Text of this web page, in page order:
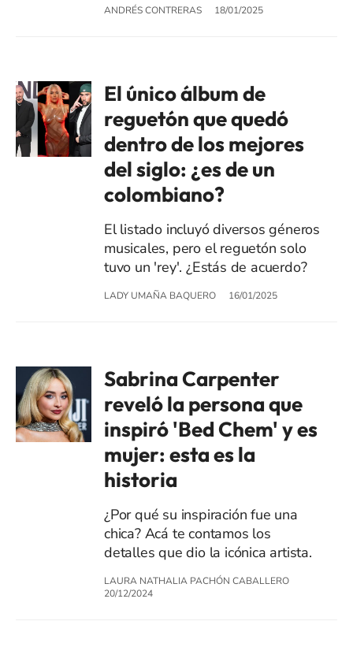
ANDRÉS CONTRERAS 18/01/2025
El único álbum de
reguetón que quedó
dentro de los mejores
del siglo: ¿es de un
colombiano?
El listado incluyó diversos géneros
musicales, pero el reguetón solo
tuvo un 'rey'. ¿Estás de acuerdo?
LADY UMAÑA BAQUERO 16/01/2025
Sabrina Carpenter
reveló la persona que
inspiró 'Bed Chem' y es
mujer: esta es la
historia
¿Por qué su inspiración fue una
chica? Acá te contamos los
detalles que dio la icónica artista.
LAURA NATHALIA PACHÓN CABALLERO
20/12/2024